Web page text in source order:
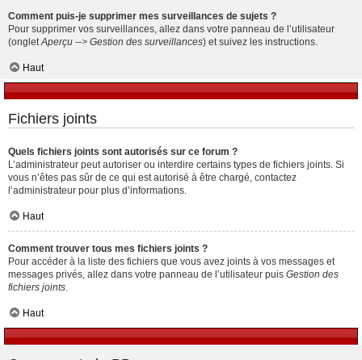
Comment puis-je supprimer mes surveillances de sujets ?
Pour supprimer vos surveillances, allez dans votre panneau de l’utilisateur
(onglet Aperçu --> Gestion des surveillances) et suivez les instructions.
Haut
Fichiers joints
Quels fichiers joints sont autorisés sur ce forum ?
L’administrateur peut autoriser ou interdire certains types de fichiers joints. Si
vous n’êtes pas sûr de ce qui est autorisé à être chargé, contactez
l’administrateur pour plus d’informations.
Haut
Comment trouver tous mes fichiers joints ?
Pour accéder à la liste des fichiers que vous avez joints à vos messages et
messages privés, allez dans votre panneau de l’utilisateur puis Gestion des
fichiers joints
Haut